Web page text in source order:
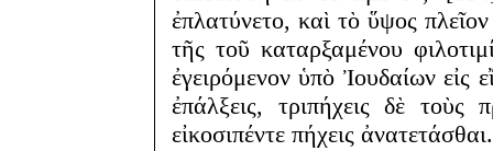
ἐπλατύνετο, καὶ τὸ ὕψος
τῆς τοῦ καταρξαμένου
ἐγειρόμενον ὑπὸ Ἰουδαίων εἰς
ἐπάλξεις, τριπήχεις δὲ
εἰκοσιπέντε πήχεις ἀνατετάσθαι.